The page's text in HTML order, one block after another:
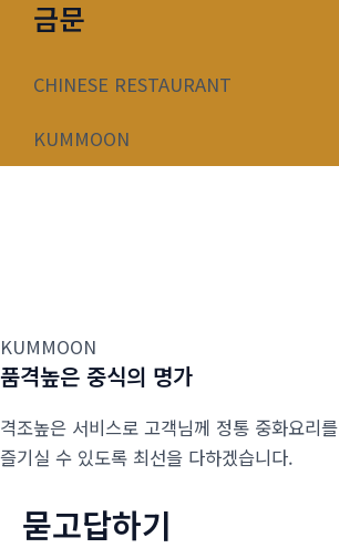
너
금문
CHINESE RESTAURANT
KUMMOON
KUMMOON
품격높은 중식의 명가
격조높은 서비스로 고객님께 정통 중화요리를
즐기실 수 있도록 최선을 다하겠습니다.
묻고답하기